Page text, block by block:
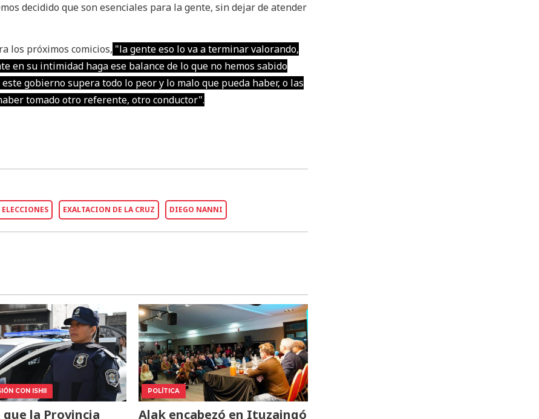
decidido que son esenciales para la gente, sin dejar de atender
los próximos comicios, "la gente eso lo va a terminar valorando,
en su intimidad haga ese balance de lo que no hemos sabido
gobierno supera todo lo peor y lo malo que pueda haber, o las
tomado otro referente, otro conductor".
ELECCIONES EXALTACION DE LA CRUZ DIEGO NANNI
CON ISHII
que la Provincia
POLÍTICA
Alak encabezó en Ituzaingó